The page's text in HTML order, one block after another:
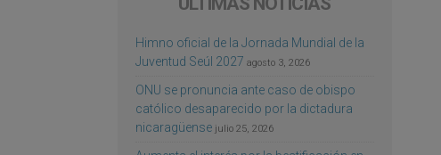
Himno oficial de la Jornada Mundial de la
Juventud Seúl 2027 agosto 3, 2026
ONU se pronuncia ante caso de obispo
católico desaparecido por la dictadura
nicaragüense julio 25, 2026